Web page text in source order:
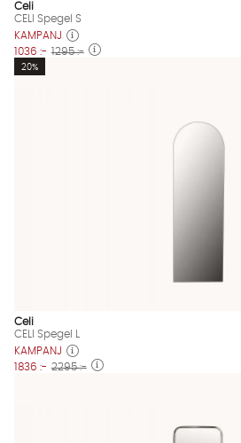
Celi
CELI Spegel S
KAMPANJ
1036 :- 1295 :-
20%
Celi
CELI Spegel L
KAMPANJ
1836 :- 2295 :-